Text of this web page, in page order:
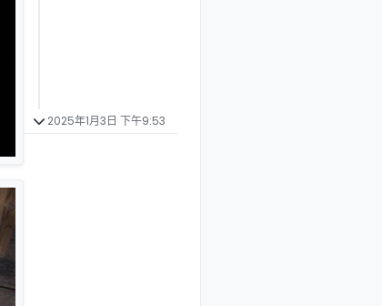
2025年1月3日 下午9:53